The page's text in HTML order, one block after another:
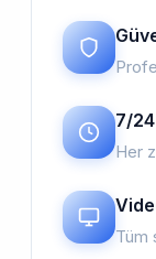
7/
Her
Tüm